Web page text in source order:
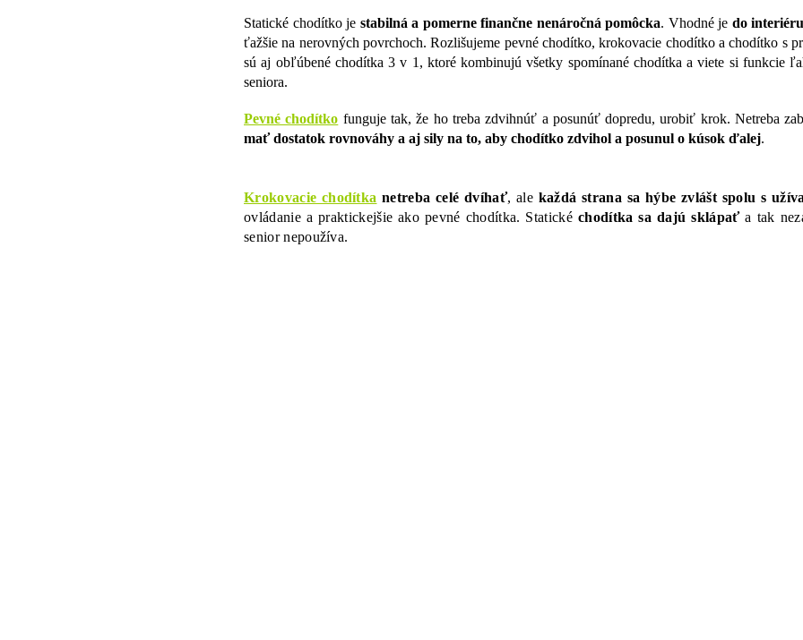
Statické chodítko je stabilná a pomerne finančne nenáročná pomôcka. Vhodné je do interiéru
ťažšie na nerovných povrchoch. Rozlišujeme pevné chodítko, krokovacie chodítko a chodítko s
sú aj obľúbené chodítka 3 v 1, ktoré kombinujú všetky spomínané chodítka a viete si funkcie
seniora.
Pevné chodítko funguje tak, že ho treba zdvihnúť a posunúť dopredu, urobiť krok. Netreba
mať dostatok rovnováhy a aj sily na to, aby chodítko zdvihol a posunul o kúsok ďalej.
Krokovacie chodítka netreba celé dvíhať, ale každá strana sa hýbe zvlášt spolu s
ovládanie a praktickejšie ako pevné chodítka. Statické chodítka sa dajú sklápaťa tak
senior nepoužíva.